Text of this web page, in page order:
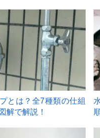
とは？全7種類の仕組
解で解説！